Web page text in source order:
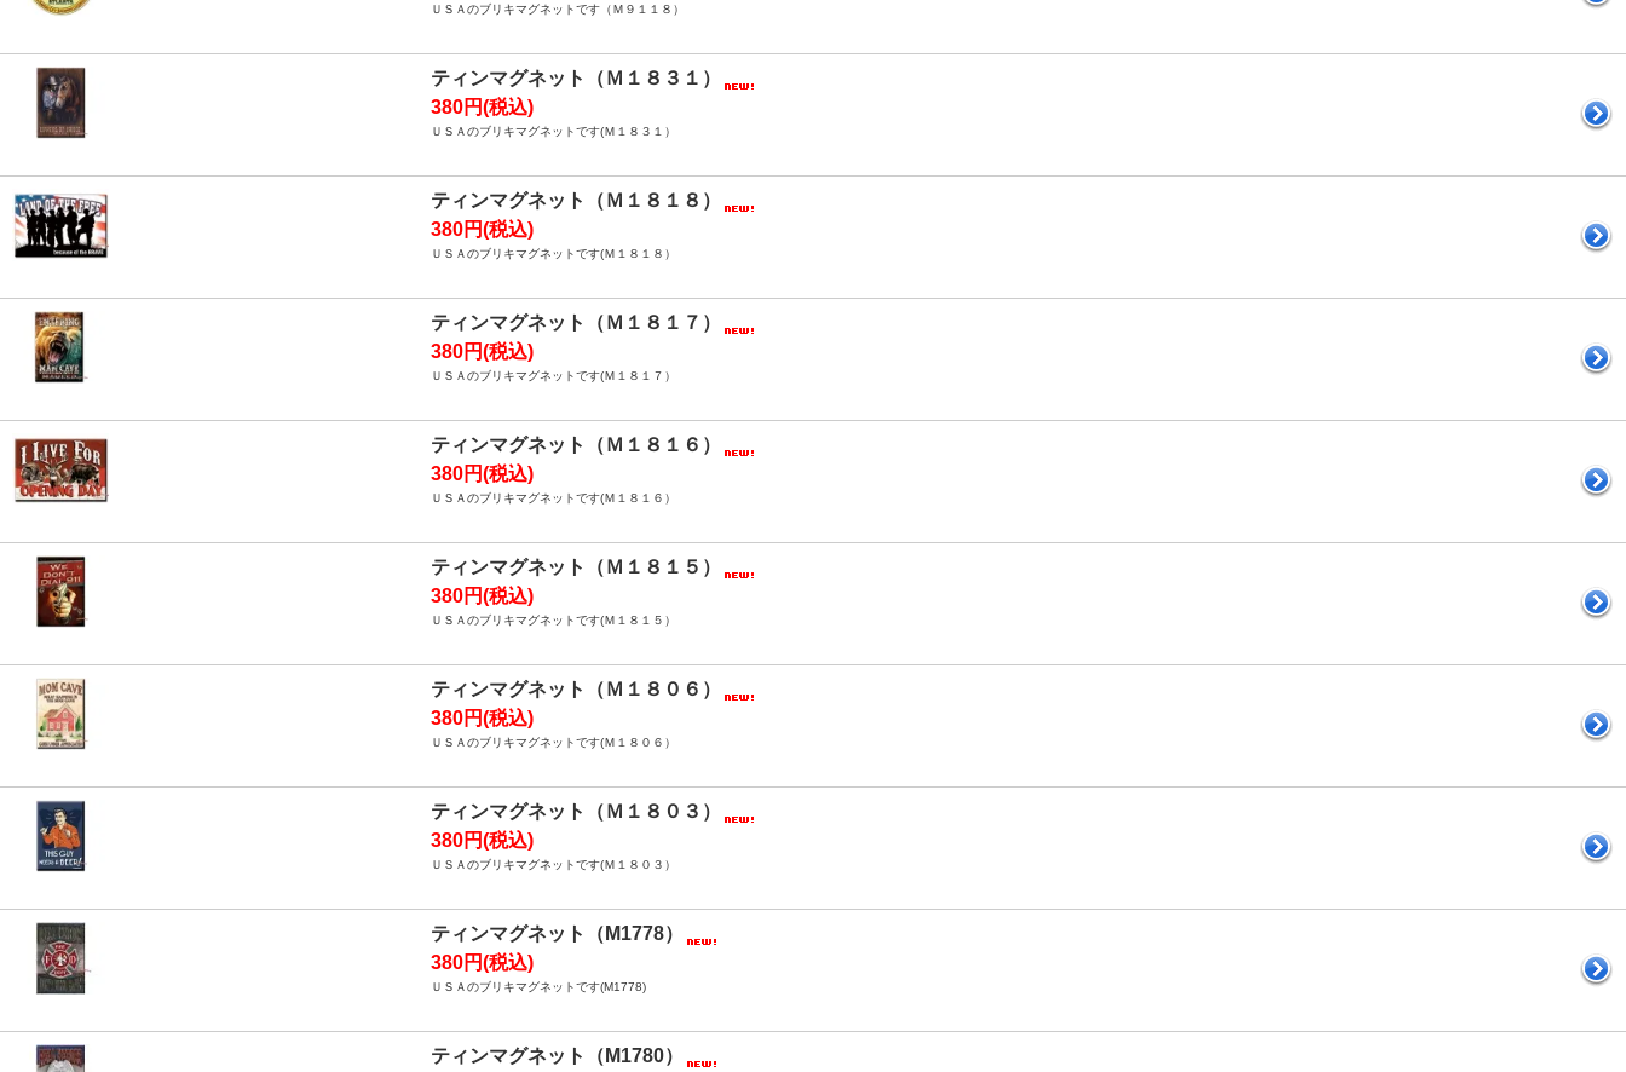
ＵＳＡのブリキマグネットです（Ｍ９１１８）
ティンマグネット（Ｍ１８３１）
380円(税込)
ＵＳＡのブリキマグネットです(Ｍ１８３１）
ティンマグネット（Ｍ１８１８）
380円(税込)
ＵＳＡのブリキマグネットです(Ｍ１８１８）
ティンマグネット（Ｍ１８１７）
380円(税込)
ＵＳＡのブリキマグネットです(Ｍ１８１７）
ティンマグネット（Ｍ１８１６）
380円(税込)
ＵＳＡのブリキマグネットです(Ｍ１８１６）
ティンマグネット（Ｍ１８１５）
380円(税込)
ＵＳＡのブリキマグネットです(Ｍ１８１５）
ティンマグネット（Ｍ１８０６）
380円(税込)
ＵＳＡのブリキマグネットです(Ｍ１８０６）
ティンマグネット（Ｍ１８０３）
380円(税込)
ＵＳＡのブリキマグネットです(Ｍ１８０３）
ティンマグネット（M1778）
380円(税込)
ＵＳＡのブリキマグネットです(M1778)
ティンマグネット（M1780）